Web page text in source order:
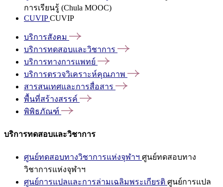
การเรียนรู้ (Chula MOOC)
CUVIPCUVIP
บริการสังคม
บริการทดสอบและวิชาการ
บริการทางการแพทย์
บริการตรวจวิเคราะห์คุณภาพ
สารสนเทศและการสื่อสาร
พื้นที่สร้างสรรค์
พิพิธภัณฑ์
บริการทดสอบและวิชาการ
ศูนย์ทดสอบทางวิชาการแห่งจุฬาฯ ศูนย์ทดสอบทาง
วิชาการแห่งจุฬาฯ
ศูนย์การแปลและการล่ามเฉลิมพระเกียรติ ศูนย์การแปล